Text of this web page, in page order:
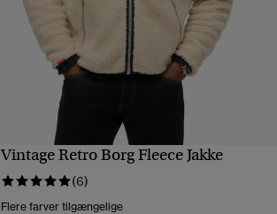
HURTIGVISNING
Vintage Retro Borg Fleece Jakke
(6)
Flere farver tilgængelige